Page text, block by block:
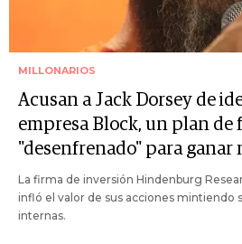
MILLONARIOS
Acusan a Jack Dorsey de
empresa Block, un plan de
"desenfrenado" para ganar
La firma de inversión Hindenburg
infló el valor de sus acciones mintiendo
internas.